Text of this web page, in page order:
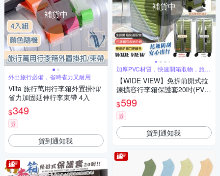
補貨中
外出旅行必備，省時省力又耐用
Viita 旅行萬用行李箱外置掛扣/
省力加固延伸行李束帶 4入
$349
券
貨到通知我
補貨中
加厚PVC材質，快速開箱取物，旅途
更效率
【WIDE VIEW】免拆前開式拉
鍊擴容行李箱保護套20吋(PVC
20)
$599
券
貨到通知我